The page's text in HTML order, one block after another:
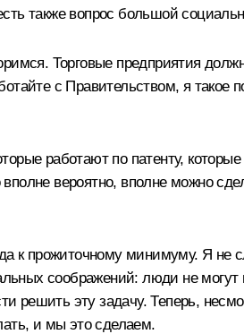
также вопрос большой
Торговые предприятия
с Правительством, я
работают по патенту,
вероятно, вполне можно
к прожиточному минимуму. Я не
соображений: люди не
эту задачу. Теперь,
и мы это сделаем.